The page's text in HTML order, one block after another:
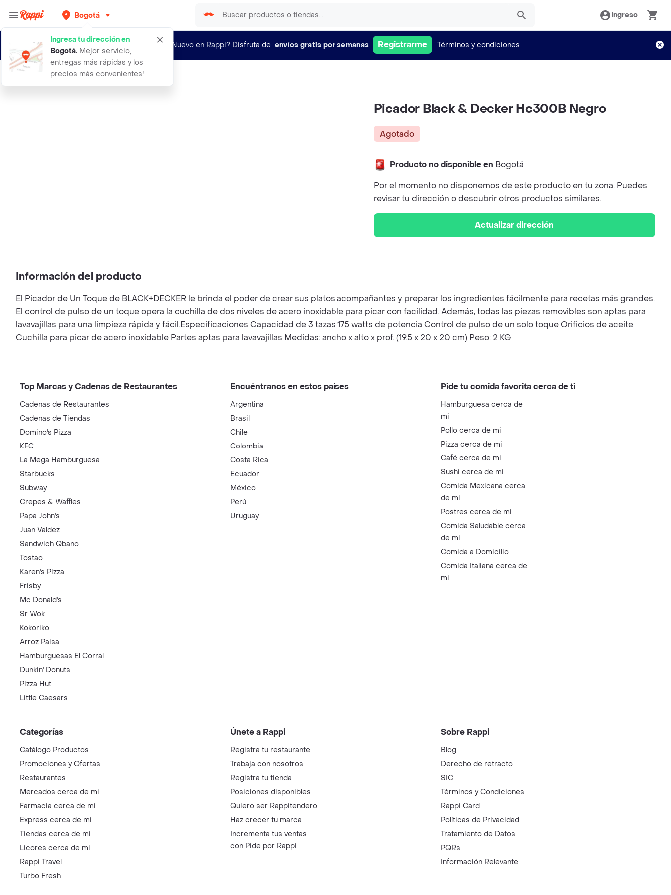
Bogotá
Ingresa tu dirección en
Bogotá. Mejor servicio,
entregas más rápidas y los
precios más convenientes!
Ingreso
¿Nuevo en Rappi? Disfruta de envíos gratis por semanas Registrarme Términos y condiciones
picador black y decker hc300b negro
Picador Black & Decker Hc300B Negro
Agotado
Producto no disponible en Bogotá
Por el momento no disponemos de este producto en tu zona. Puedes
revisar tu dirección o descubrir otros productos similares.
Actualizar dirección
Información del producto
El Picador de Un Toque de BLACK+DECKER le brinda el poder de crear sus platos acompañantes y preparar los ingredientes fácilmente para recetas más grandes.
El control de pulso de un toque opera la cuchilla de dos niveles de acero inoxidable para picar con facilidad. Además, todas las piezas removibles son aptas para
lavavajillas para una limpieza rápida y fácil.Especificaciones Capacidad de 3 tazas 175 watts de potencia Control de pulso de un solo toque Orificios de aceite
Cuchilla para picar de acero inoxidable Partes aptas para lavavajillas Medidas: ancho x alto x prof. (19.5 x 20 x 20 cm) Peso: 2 KG
Top Marcas y Cadenas de Restaurantes
Cadenas de Restaurantes
Cadenas de Tiendas
Domino's Pizza
KFC
La Mega Hamburguesa
Starbucks
Subway
Crepes & Waffles
Papa John's
Juan Valdez
Sandwich Qbano
Tostao
Karen's Pizza
Frisby
Mc Donald's
Sr Wok
Kokoriko
Arroz Paisa
Hamburguesas El Corral
Dunkin' Donuts
Pizza Hut
Little Caesars
Encuéntranos en estos países
Argentina
Brasil
Chile
Colombia
Costa Rica
Ecuador
México
Perú
Uruguay
Pide tu comida favorita cerca de ti
Hamburguesa cerca de
mi
Pollo cerca de mi
Pizza cerca de mi
Café cerca de mi
Sushi cerca de mi
Comida Mexicana cerca
de mi
Postres cerca de mi
Comida Saludable cerca
de mi
Comida a Domicilio
Comida Italiana cerca de
mi
Categorías
Catálogo Productos
Promociones y Ofertas
Restaurantes
Mercados cerca de mi
Farmacia cerca de mi
Express cerca de mi
Tiendas cerca de mi
Licores cerca de mi
Rappi Travel
Turbo Fresh
Únete a Rappi
Registra tu restaurante
Trabaja con nosotros
Registra tu tienda
Posiciones disponibles
Quiero ser Rappitendero
Haz crecer tu marca
Incrementa tus ventas
con Pide por Rappi
Sobre Rappi
Blog
Derecho de retracto
SIC
Términos y Condiciones
Rappi Card
Políticas de Privacidad
Tratamiento de Datos
PQRs
Información Relevante